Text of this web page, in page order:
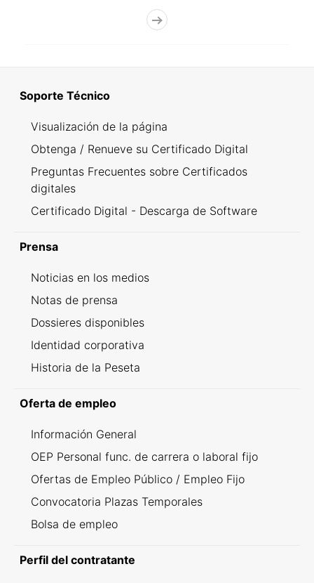
Soporte Técnico
Visualización de la página
Obtenga / Renueve su Certificado Digital
Preguntas Frecuentes sobre Certificados
digitales
Certificado Digital - Descarga de Software
Prensa
Noticias en los medios
Notas de prensa
Dossieres disponibles
Identidad corporativa
Historia de la Peseta
Oferta de empleo
Información General
OEP Personal func. de carrera o laboral fijo
Ofertas de Empleo Público / Empleo Fijo
Convocatoria Plazas Temporales
Bolsa de empleo
Perfil del contratante